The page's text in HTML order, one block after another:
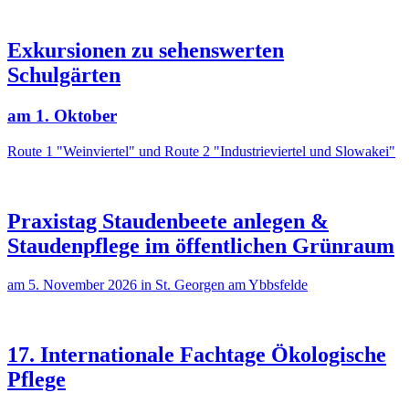
Exkursionen zu sehenswerten
Schulgärten
am 1. Oktober
Route 1 "Weinviertel" und Route 2 "Industrieviertel und Slowakei"
Praxistag Staudenbeete anlegen &
Staudenpflege im öffentlichen Grünraum
am 5. November 2026 in St. Georgen am Ybbsfelde
17. Internationale Fachtage Ökologische
Pflege